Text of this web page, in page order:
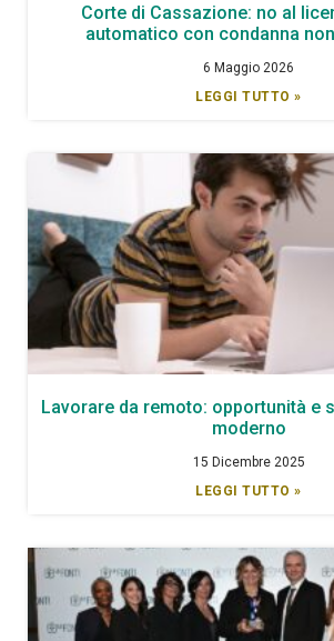
Corte di Cassazione: no al
automatico con condanna
6 Maggio 2026
LEGGI TUTTO »
Lavorare da remoto: opportunità e
moderno
15 Dicembre 2025
LEGGI TUTTO »